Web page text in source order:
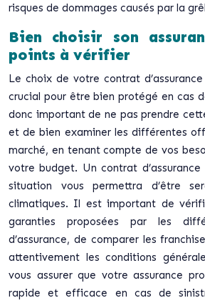
risques de dommages causés par la
Bien choisir son
points à vérifier
Le choix de votre contrat
crucial pour être bien protégé en cas
donc important de ne pas prendre
et de bien examiner les différentes
marché, en tenant compte de vos
votre budget. Un contrat
situation vous permettra d’être
climatiques. Il est important de
garanties proposées par les
d’assurance, de comparer les
attentivement les conditions
vous assurer que votre assurance
rapide et efficace en cas de